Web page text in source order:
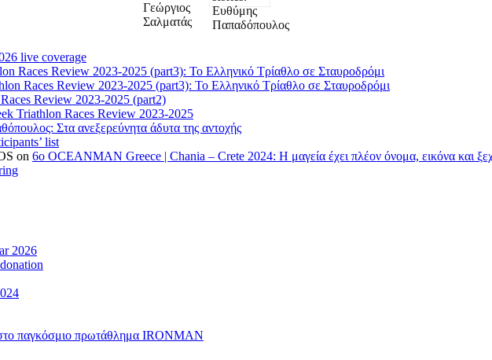
live coverage
Races Review 2023-2025 (part3): Το Ελληνικό Τρίαθλο σε Σταυροδρόμι
Races Review 2023-2025 (part3): Το Ελληνικό Τρίαθλο σε Σταυροδρόμι
Review 2023-2025 (part2)
Triathlon Races Review 2023-2025
Στα ανεξερεύνητα άδυτα της αντοχής
list
on 6ο OCEANMAN Greece | Chania – Crete 2024: Η μαγεία έχει πλέον όνομα, εικόνα και
2026
παγκόσμιο πρωτάθλημα IRONMAN